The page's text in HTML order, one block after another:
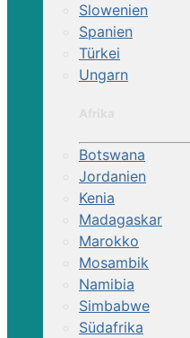
Slowenien
Spanien
Türkei
Ungarn
Botswana
Jordanien
Kenia
Madagaskar
Marokko
Mosambik
Namibia
Simbabwe
Südafrika